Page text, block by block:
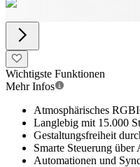
Wichtigste Funktionen
Mehr Infos
Atmosphärisches
Langlebig mit 15.000
Gestaltungsfreiheit
Smarte Steuerung
Automationen und